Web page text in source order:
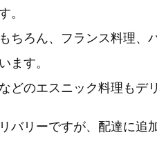
。
ちろん、フランス料理、
ます。
どのエスニック料理もデ
バリーですが、配達に追